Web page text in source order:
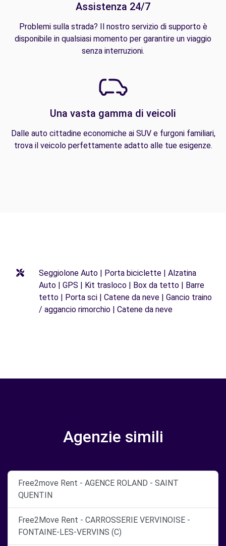
Assistenza 24/7
Problemi sulla strada? Il nostro servizio di supporto è
disponibile in qualsiasi momento per garantire un viaggio
senza interruzioni.
Una vasta gamma di veicoli
Dalle auto cittadine economiche ai SUV e furgoni familiari,
trova il veicolo perfettamente adatto alle tue esigenze.
Seggiolone Auto | Porta biciclette | Alzatina
Auto | GPS | Kit trasloco | Box da tetto | Barre
tetto | Porta sci | Catene da neve | Gancio traino
/ aggancio rimorchio | Catene da neve
Agenzie simili
Free2move Rent - AGENCE ROLAND - SAINT
QUENTIN
Free2Move Rent - CARROSSERIE VERVINOISE -
FONTAINE-LES-VERVINS (C)